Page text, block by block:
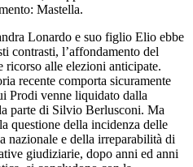
Mastella.
Lonardo e suo figlio Elio ebbe
contrasti, l’affondamento del
ricorso alle elezioni anticipate.
recente comporta sicuramente
Prodi venne liquidato dalla
parte di Silvio Berlusconi. Ma
questione della incidenza delle
e della irreparabilità di
giudiziarie, dopo anni ed anni